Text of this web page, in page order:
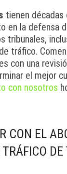
tienen décadas
en la defensa
tribunales,
tráfico.
con una
el mejor
con nosotros
CON EL